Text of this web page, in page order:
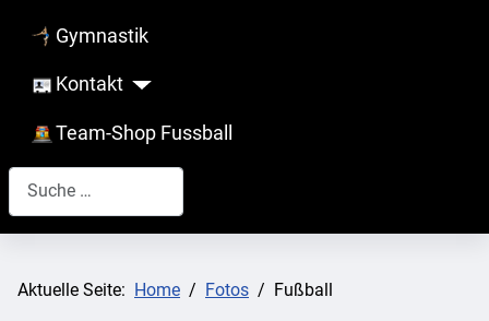
Gymnastik
Kontakt
Team-Shop Fussball
Suchen
Aktuelle Seite: Home Fotos Fußball